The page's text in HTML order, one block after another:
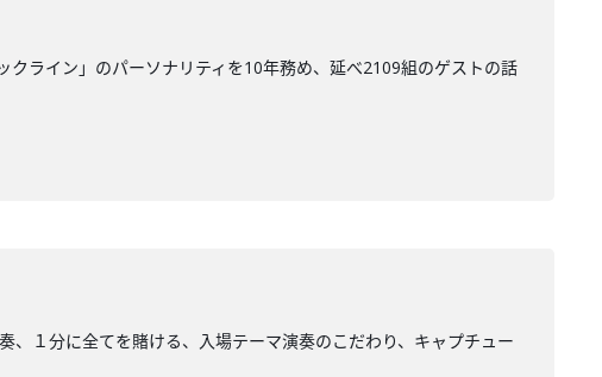
ライン」のパーソナリティを10年務め、延べ2109組のゲストの話
１分に全てを賭ける、入場テーマ演奏のこだわり、キャプチュー